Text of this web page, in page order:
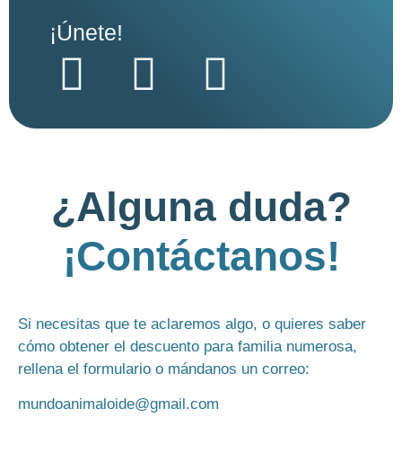
¡Únete!
¿Alguna duda?
¡Contáctanos!
Si necesitas que te aclaremos algo, o quieres saber
cómo obtener el descuento para familia numerosa,
rellena el formulario o mándanos un correo:
mundoanimaloide@gmail.com